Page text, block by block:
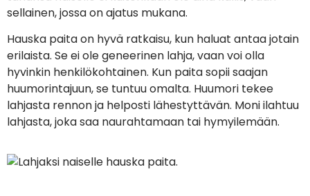
sellainen, jossa on ajatus mukana.
Hauska paita on hyvä ratkaisu, kun haluat antaa jotain
erilaista. Se ei ole geneerinen lahja, vaan voi olla
hyvinkin henkilökohtainen. Kun paita sopii saajan
huumorintajuun, se tuntuu omalta. Huumori tekee
lahjasta rennon ja helposti lähestyttävän. Moni ilahtuu
lahjasta, joka saa naurahtamaan tai hymyilemään.